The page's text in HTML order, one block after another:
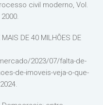
civil moderno, Vol.
MAIS DE 40 MILHÕES DE
2023/07/falta-de-
de-imoveis-veja-o-que-